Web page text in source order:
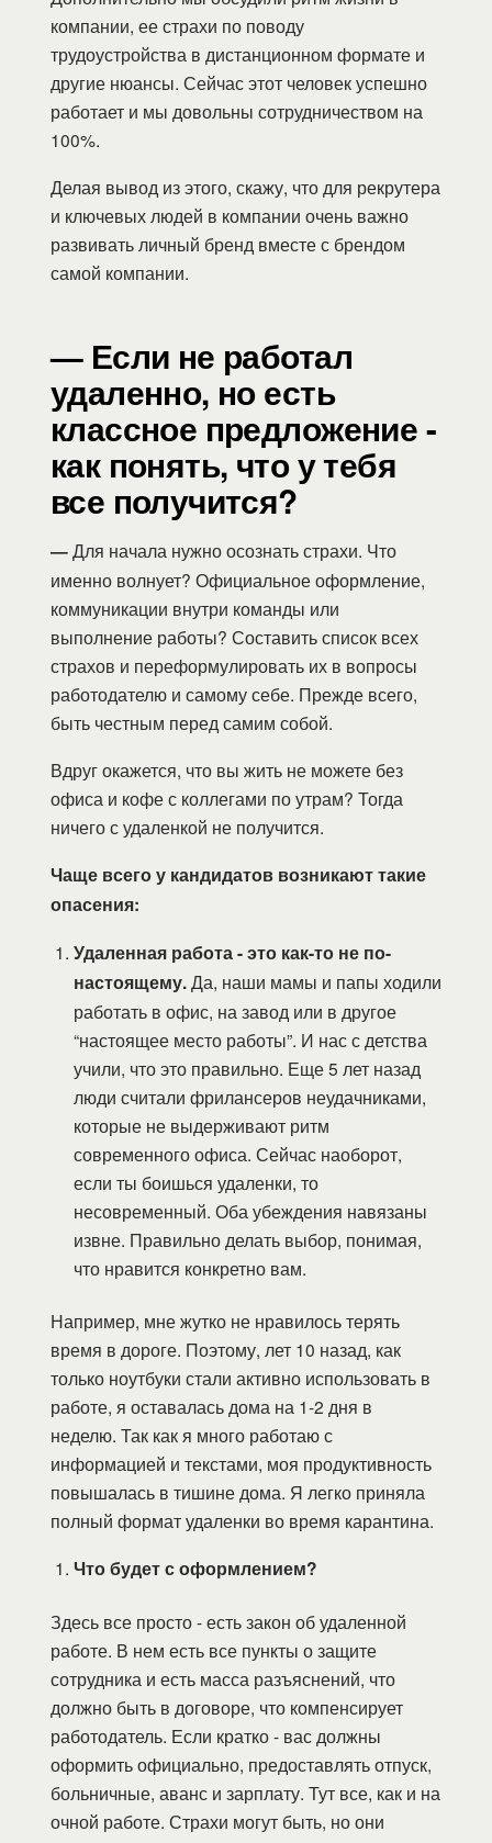
компании, ее страхи по поводу
трудоустройства в дистанционном формате и
другие нюансы. Сейчас этот человек успешно
работает и мы довольны сотрудничеством на
100%.
Делая вывод из этого, скажу, что для рекрутера
и ключевых людей в компании очень важно
развивать личный бренд вместе с брендом
самой компании.
— Если не работал
удаленно, но есть
классное предложение -
как понять, что у тебя
все получится?
—Для начала нужно осознать страхи. Что
именно волнует? Официальное оформление,
коммуникации внутри команды или
выполнение работы? Составить список всех
страхов и переформулировать их в вопросы
работодателю и самому себе. Прежде всего,
быть честным перед самим собой.
Вдруг окажется, что вы жить не можете без
офиса и кофе с коллегами по утрам? Тогда
ничего с удаленкой не получится.
Чаще всего у кандидатов возникают такие
опасения:
Удаленная работа - это как-то не по-
настоящему.Да, наши мамы и папы ходили
работать в офис, на завод или в другое
“настоящее место работы”. И нас с детства
учили, что это правильно. Еще 5 лет назад
люди считали фрилансеров неудачниками,
которые не выдерживают ритм
современного офиса. Сейчас наоборот,
если ты боишься удаленки, то
несовременный. Оба убеждения навязаны
извне. Правильно делать выбор, понимая,
что нравится конкретно вам.
Например, мне жутко не нравилось терять
время в дороге. Поэтому, лет 10 назад, как
только ноутбуки стали активно использовать в
работе, я оставалась дома на 1-2 дня в
неделю. Так как я много работаю с
информацией и текстами, моя продуктивность
повышалась в тишине дома. Я легко приняла
полный формат удаленки во время карантина.
Что будет с оформлением?
Здесь все просто - есть закон об удаленной
работе. В нем есть все пункты о защите
сотрудника и есть масса разъяснений, что
должно быть в договоре, что компенсирует
работодатель. Если кратко - вас должны
оформить официально, предоставлять отпуск,
больничные, аванс и зарплату. Тут все, как и на
очной работе. Страхи могут быть, но они